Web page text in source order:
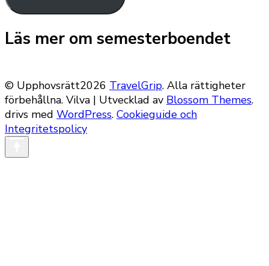
Läs mer om semesterboendet
© Upphovsrätt2026 TravelGrip. Alla rättigheter
förbehållna. Vilva | Utvecklad av Blossom Themes.
drivs med WordPress. Cookieguide och
Integritetspolicy